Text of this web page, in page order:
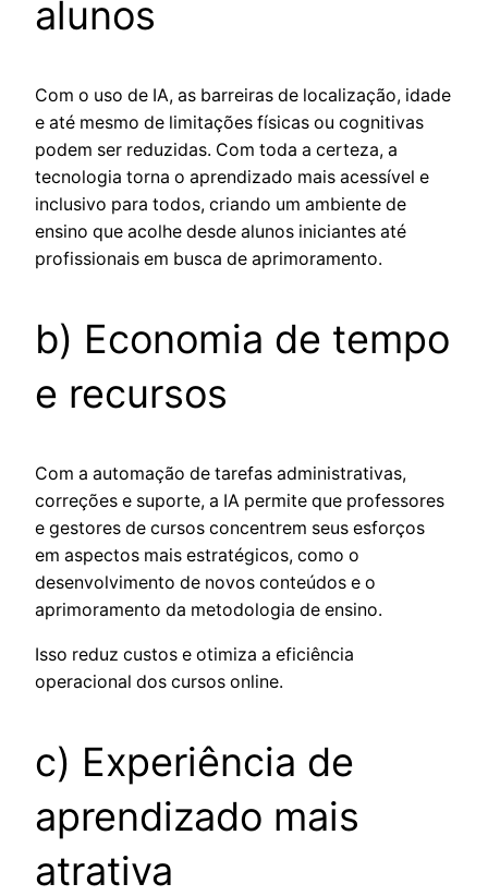
alunos
Com o uso de IA, as barreiras de localização, idade
e até mesmo de limitações físicas ou cognitivas
podem ser reduzidas. Com toda a certeza, a
tecnologia torna o aprendizado mais acessível e
inclusivo para todos, criando um ambiente de
ensino que acolhe desde alunos iniciantes até
profissionais em busca de aprimoramento.
b) Economia de tempo
e recursos
Com a automação de tarefas administrativas,
correções e suporte, a IA permite que professores
e gestores de cursos concentrem seus esforços
em aspectos mais estratégicos, como o
desenvolvimento de novos conteúdos e o
aprimoramento da metodologia de ensino.
Isso reduz custos e otimiza a eficiência
operacional dos cursos online.
c) Experiência de
aprendizado mais
atrativa